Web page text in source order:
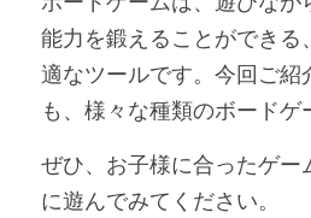
能力を鍛えることができる
適なツールです。今回ご紹
も、様々な種類のボードゲ
ぜひ、お子様に合ったゲ
に遊んでみてください。